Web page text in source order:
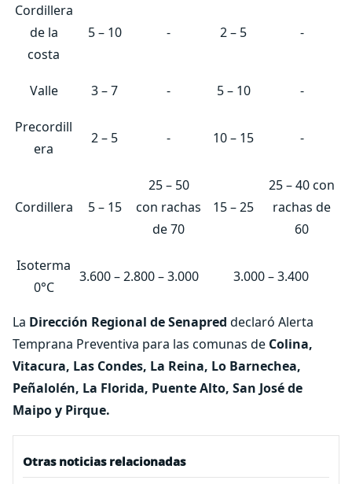
Cordillera
de la
costa
5 – 10 - 2 – 5 -
Valle 3 – 7 - 5 – 10 -
Precordill
era
2 – 5 - 10 – 15 -
Cordillera 5 – 15
25 – 50
con rachas
de 70
15 – 25
25 – 40 con
rachas de
60
Isoterma
0°C
3.600 – 2.800 – 3.000 3.000 – 3.400
La Dirección Regional de Senapred declaró Alerta
Temprana Preventiva para las comunas de Colina,
Vitacura, Las Condes, La Reina, Lo Barnechea,
Peñalolén, La Florida, Puente Alto, San José de
Maipo y Pirque.
Otras noticias relacionadas